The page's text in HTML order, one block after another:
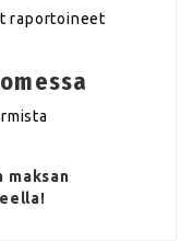
raportoineet
maksan